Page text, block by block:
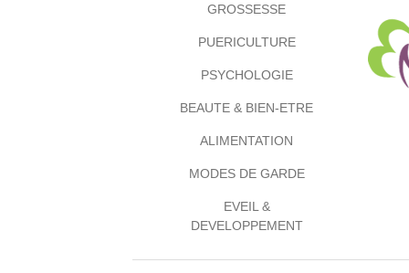
GROSSESSE
PUERICULTURE
PSYCHOLOGIE
BEAUTE & BIEN-ETRE
ALIMENTATION
MODES DE GARDE
EVEIL &
DEVELOPPEMENT